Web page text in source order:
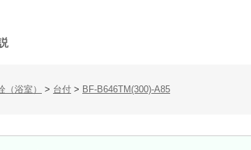
浴室） > 台付 > BF-B646TM(300)-A85